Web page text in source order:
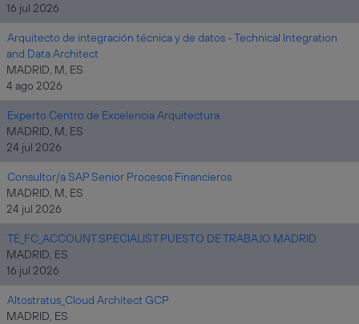
16 jul 2026
Arquitecto de integración técnica y de datos - Technical Integration
and Data Architect
MADRID, M, ES
4 ago 2026
Experto Centro de Excelencia Arquitectura
MADRID, M, ES
24 jul 2026
Consultor/a SAP Senior Procesos Financieros
MADRID, M, ES
24 jul 2026
TE_FC_ACCOUNT SPECIALIST PUESTO DE TRABAJO MADRID
MADRID, ES
16 jul 2026
Altostratus_Cloud Architect GCP
MADRID, ES